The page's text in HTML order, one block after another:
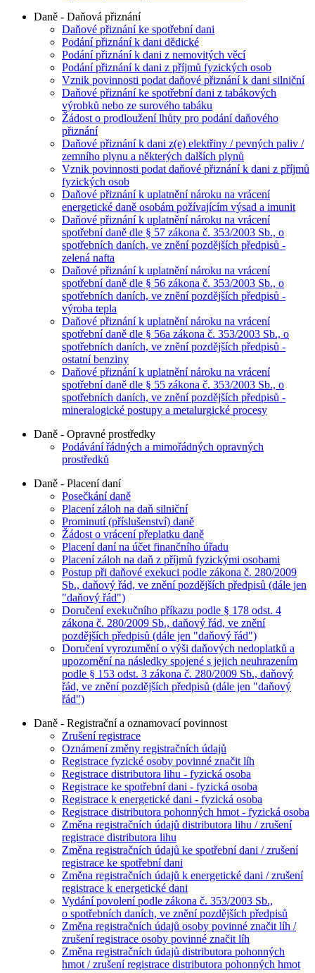
Daně - Daňová přiznání
Daňové přiznání ke spotřební dani
Podání přiznání k dani dědické
Podání přiznání k dani z nemovitých věcí
Podání přiznání k dani z příjmů fyzických osob
Vznik povinnosti podat daňové přiznání k dani silniční
Daňové přiznání ke spotřební dani z tabákových
výrobků nebo ze surového tabáku
Žádost o prodloužení lhůty pro podání daňového
přiznání
Daňové přiznání k dani z(e) elektřiny / pevných paliv /
zemního plynu a některých dalších plynů
Vznik povinnosti podat daňové přiznání k dani z příjmů
fyzických osob
Daňové přiznání k uplatnění nároku na vrácení
energetické daně osobám požívajícím výsad a imunit
Daňové přiznání k uplatnění nároku na vrácení
spotřební daně dle § 57 zákona č. 353/2003 Sb., o
spotřebních daních, ve znění pozdějších předpisů -
zelená nafta
Daňové přiznání k uplatnění nároku na vrácení
spotřební daně dle § 56 zákona č. 353/2003 Sb., o
spotřebních daních, ve znění pozdějších předpisů -
výroba tepla
Daňové přiznání k uplatnění nároku na vrácení
spotřební daně dle § 56a zákona č. 353/2003 Sb., o
spotřebních daních, ve znění pozdějších předpisů -
ostatní benziny
Daňové přiznání k uplatnění nároku na vrácení
spotřební daně dle § 55 zákona č. 353/2003 Sb., o
spotřebních daních, ve znění pozdějších předpisů -
mineralogické postupy a metalurgické procesy
Daně - Opravné prostředky
Podávání řádných a mimořádných opravných
prostředků
Daně - Placení daní
Posečkání daně
Placení záloh na daň silniční
Prominutí (příslušenství) daně
Žádost o vrácení přeplatku daně
Placení daní na účet finančního úřadu
Placení záloh na daň z příjmů fyzickými osobami
Postup při daňové exekuci podle zákona č. 280/2009
Sb., daňový řád, ve znění pozdějších předpisů (dále jen
"daňový řád")
Doručení exekučního příkazu podle § 178 odst. 4
zákona č. 280/2009 Sb., daňový řád, ve znění
pozdějších předpisů (dále jen "daňový řád")
Doručení vyrozumění o výši daňových nedoplatků a
upozornění na následky spojené s jejich neuhrazením
podle § 153 odst. 3 zákona č. 280/2009 Sb., daňový
řád, ve znění pozdějších předpisů (dále jen "daňový
řád")
Daně - Registrační a oznamovací povinnost
Zrušení registrace
Oznámení změny registračních údajů
Registrace fyzické osoby povinné značit líh
Registrace distributora lihu - fyzická osoba
Registrace ke spotřební dani - fyzická osoba
Registrace k energetické dani - fyzická osoba
Registrace distributora pohonných hmot - fyzická osoba
Změna registračních údajů distributora lihu / zrušení
registrace distributora lihu
Změna registračních údajů ke spotřební dani / zrušení
registrace ke spotřební dani
Změna registračních údajů k energetické dani / zrušení
registrace k energetické dani
Vydání povolení podle zákona č. 353/2003 Sb.,
o spotřebních daních, ve znění pozdějších předpisů
Změna registračních údajů osoby povinné značit líh /
zrušení registrace osoby povinné značit líh
Změna registračních údajů distributora pohonných
hmot / zrušení registrace distributora pohonných hmot